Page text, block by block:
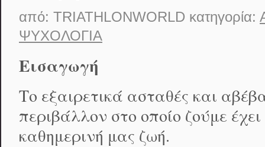
από: TRIATHLONWORLD κατηγορία:
ΨΥΧΟΛΟΓΊΑ
Εισαγωγή
Το εξαιρετικά ασταθές και
περιβάλλον στο οποίο ζούμε
καθημερινή μας ζωή.